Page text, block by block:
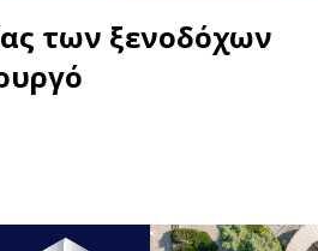
των ξενοδόχων